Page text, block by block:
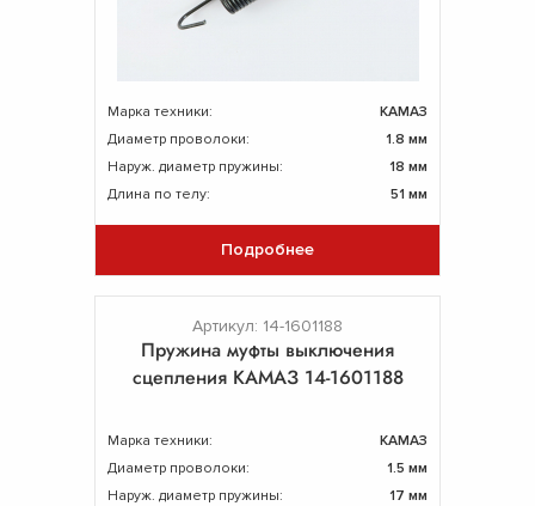
Марка техники:
КАМАЗ
Диаметр проволоки:
1.8 мм
Наруж. диаметр пружины:
18 мм
Длина по телу:
51 мм
Подробнее
Артикул: 14-1601188
Пружина муфты выключения
сцепления КАМАЗ 14-1601188
Марка техники:
КАМАЗ
Диаметр проволоки:
1.5 мм
Наруж. диаметр пружины:
17 мм